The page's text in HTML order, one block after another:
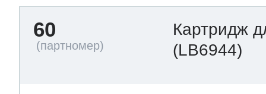
60
Картридж
(LB6944)